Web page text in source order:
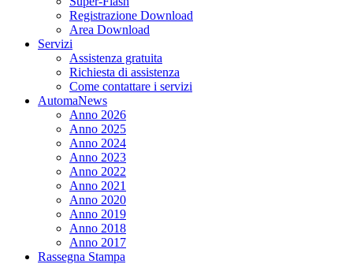
Registrazione Download
Area Download
Servizi
Assistenza gratuita
Richiesta di assistenza
Come contattare i servizi
AutomaNews
Anno 2026
Anno 2025
Anno 2024
Anno 2023
Anno 2022
Anno 2021
Anno 2020
Anno 2019
Anno 2018
Anno 2017
Rassegna Stampa